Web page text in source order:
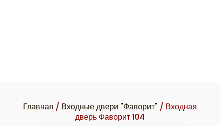
Главная / Входные двери "Фаворит" / Входная
дверь Фаворит 104